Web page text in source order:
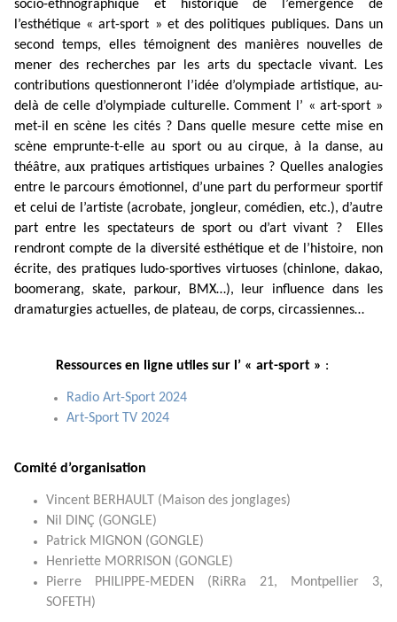
socio-ethnographique et historique de l’émergence de
l’esthétique « art-sport » et des politiques publiques. Dans un
second temps, elles témoignent des manières nouvelles de
mener des recherches par les arts du spectacle vivant. Les
contributions questionneront l’idée d’olympiade artistique, au-
delà de celle d’olympiade culturelle. Comment l’ « art-sport »
met-il en scène les cités ? Dans quelle mesure cette mise en
scène emprunte-t-elle au sport ou au cirque, à la danse, au
théâtre, aux pratiques artistiques urbaines ? Quelles analogies
entre le parcours émotionnel, d’une part du performeur sportif
et celui de l’artiste (acrobate, jongleur, comédien, etc.), d’autre
part entre les spectateurs de sport ou d’art vivant ? Elles
rendront compte de la diversité esthétique et de l’histoire, non
écrite, des pratiques ludo-sportives virtuoses (chinlone, dakao,
boomerang, skate, parkour, BMX…), leur influence dans les
dramaturgies actuelles, de plateau, de corps, circassiennes…
Ressources en ligne utiles sur l’ « art-sport » :
Radio Art-Sport 2024
Art-Sport TV 2024
Comité d’organisation
Vincent BERHAULT (Maison des jonglages)
Nil DINÇ (GONGLE)
Patrick MIGNON (GONGLE)
Henriette MORRISON (GONGLE)
Pierre PHILIPPE-MEDEN (RiRRa 21, Montpellier 3,
SOFETH)